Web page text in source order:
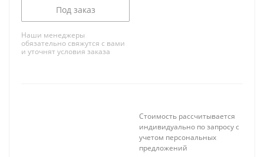
Под заказ
Наши менеджеры
обязательно свяжутся с вами
и уточнят условия заказа
Стоимость рассчитывается
индивидуально по запросу с
учетом персональных
предложений